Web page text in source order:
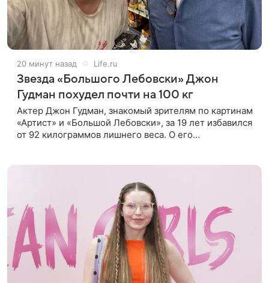
20 минут назад Life.ru
Звезда «Большого Лебовски» Джон
Гудман похудел почти на 100 кг
Актер Джон Гудман, знакомый зрителям по картинам
«Артист» и «Большой Лебовски», за 19 лет избавился
от 92 килограммов лишнего веса. О его